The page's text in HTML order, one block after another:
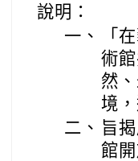
說明：
一、
「
術
然
境
二、 旨
館